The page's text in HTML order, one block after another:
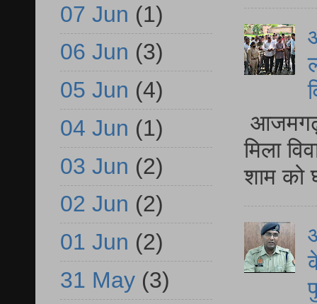
आजमगढ़
मिला
शाम को
07 Jun (1)
06 Jun (3)
05 Jun (4)
04 Jun (1)
03 Jun (2)
02 Jun (2)
01 Jun (2)
31 May (3)